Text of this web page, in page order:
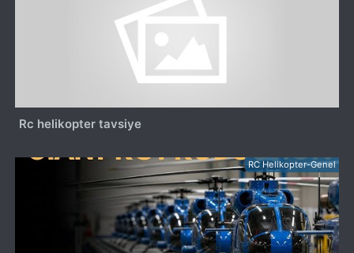
Rc helikopter tavsiye
RC Helikopter-Genel